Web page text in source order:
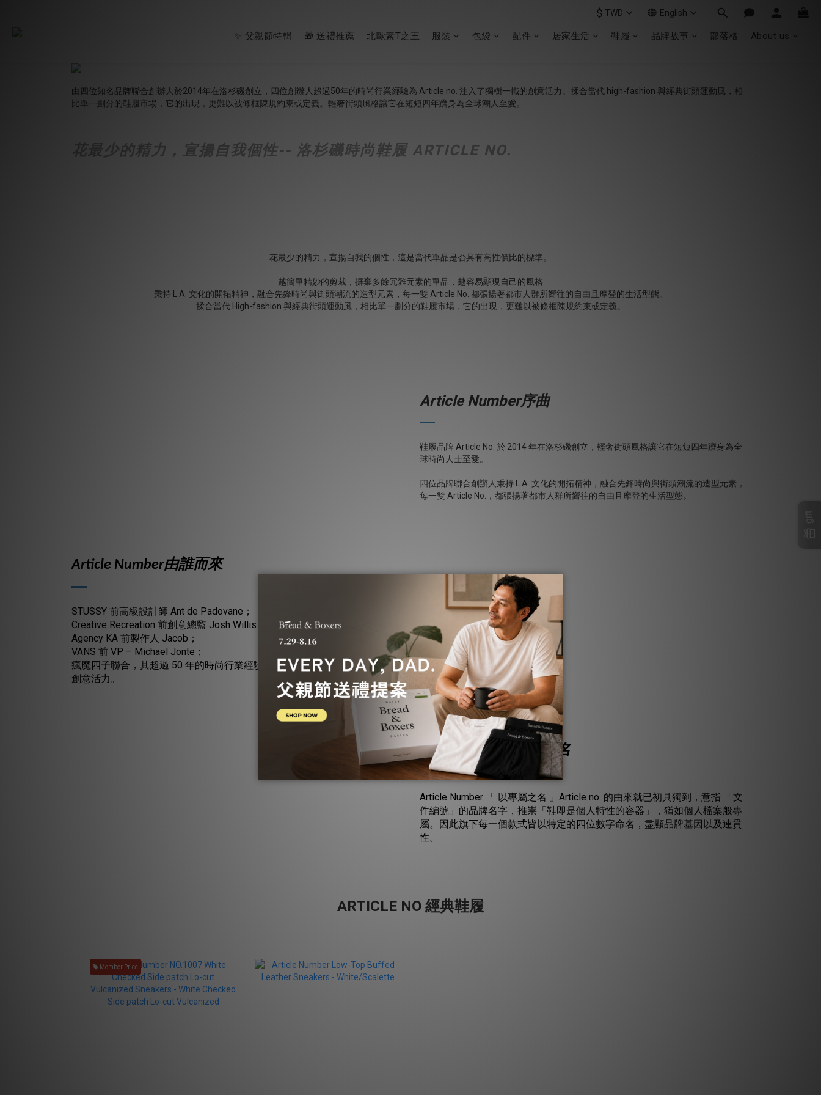
$ TWD English
✨ 父親節特輯 🎁 送禮推薦 北歐素T之王 服裝 包袋 配件 居家生活 鞋履 品牌故事 部落格 About us
由四位知名品牌聯合創辦人於2014年在洛杉磯創立，四位創辦人超過50年的時尚行業經驗為 Article no. 注入了獨樹一幟的創意活力。揉合當代 high-fashion 與經典街頭運動風，相
比單一劃分的鞋履市場，它的出現，更難以被條框陳規約束或定義。輕奢街頭風格讓它在短短四年躋身為全球潮人至愛。
花最少的精力，宣揚自我個性-- 洛杉磯時尚鞋履 ARTICLE NO.
花最少的精力，宣揚自我的個性，這是當代單品是否具有高性價比的標準。
越簡單精妙的剪裁，摒棄多餘冗雜元素的單品，越容易顯現自己的風格
秉持 L.A. 文化的開拓精神，融合先鋒時尚與街頭潮流的造型元素，每一雙 Article No. 都張揚著都市人群所嚮往的自由且摩登的生活型態。
揉合當代 High-fashion 與經典街頭運動風，相比單一劃分的鞋履市場，它的出現，更難以被條框陳規約束或定義。
Article Number序曲
鞋履品牌 Article No. 於 2014 年在洛杉磯創立，輕奢街頭風格讓它在短短四年躋身為全
球時尚人士至愛。
四位品牌聯合創辦人秉持 L.A. 文化的開拓精神，融合先鋒時尚與街頭潮流的造型元素，
每一雙 Article No.，都張揚著都市人群所嚮往的自由且摩登的生活型態。
Article Number由誰而來
STUSSY 前高級設計師 Ant de Padovane；
Creative Recreation 前創意總監 Josh Willis；
Agency KA 前製作人 Jacob；
VANS 前 VP – Michael Jonte；
瘋魔四子聯合，其超過 50 年的時尚行業經驗為 Article No. 注入了獨樹一幟的
創意活力。
Article Number專屬之名
Article Number 「 以專屬之名 」Article no. 的由來就已初具獨到，意指 「文
件編號」的品牌名字，推崇「鞋即是個人特性的容器」，猶如個人檔案般專
屬。因此旗下每一個款式皆以特定的四位數字命名，盡顯品牌基因以及連貫
性。
ARTICLE NO 經典鞋履
Member Price